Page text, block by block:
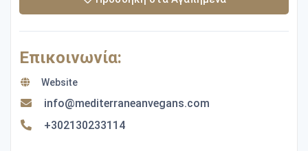
Επικοινωνία:
Website
info@mediterraneanvegans.com
+302130233114